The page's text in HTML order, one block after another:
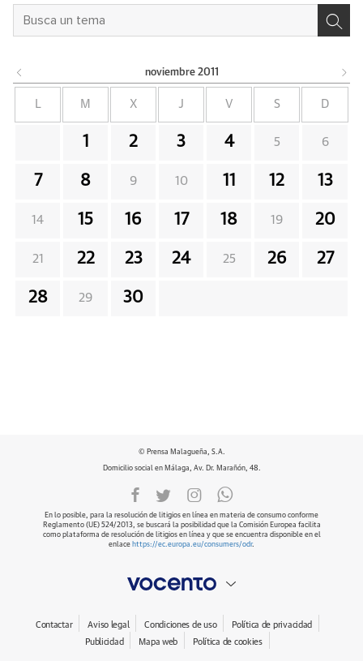
noviembre 2011
L M X J V S D
1 2 3 4 5 6
7 8 9 10 11 12 13
14 15 16 17 18 19 20
21 22 23 24 25 26 27
28 29 30
© Prensa Malagueña, S.A.
Domicilio social en Málaga, Av. Dr. Marañón, 48.
En lo posible, para la resolución de litigios en línea en materia de consumo conforme
Reglamento (UE) 524/2013, se buscará la posibilidad que la Comisión Europea facilita
como plataforma de resolución de litigios en línea y que se encuentra disponible en el
enlace https://ec.europa.eu/consumers/odr.
Contactar Aviso legal Condiciones de uso
Política de privacidad
Publicidad
Mapa web Política de cookies